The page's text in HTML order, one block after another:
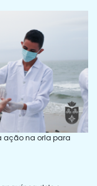
ação na orla para